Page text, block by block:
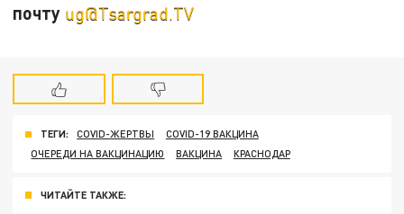
почту ug@Tsargrad.TV
ТЕГИ: COVID-ЖЕРТВЫ
COVID-19 ВАКЦИНА
ОЧЕРЕДИ НА ВАКЦИНАЦИЮ
ВАКЦИНА КРАСНОДАР
ЧИТАЙТЕ ТАКЖЕ: